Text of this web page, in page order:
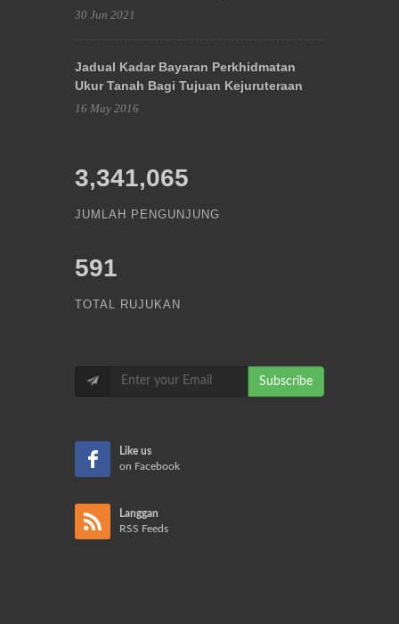
30 Jun 2021
Jadual Kadar Bayaran Perkhidmatan
Ukur Tanah Bagi Tujuan Kejuruteraan
16 May 2016
3,341,065
JUMLAH PENGUNJUNG
591
TOTAL RUJUKAN
Subscribe
Like us
on Facebook
Langgan
RSS Feeds